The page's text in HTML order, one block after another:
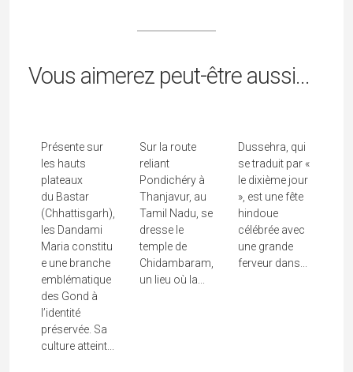
Vous aimerez peut-être aussi...
Maria, Les
Présente sur
les hauts
plateaux
du Bastar
(Chhattisgarh),
les Dandami
Maria constitu
e une branche
emblématique
des Gond à
l’identité
préservée. Sa
culture atteint...
, Le Temple
Sur la route
reliant
Pondichéry à
Thanjavur, au
Tamil Nadu, se
dresse le
temple de
Chidambaram,
un lieu où la...
Dans Les
Dussehra, qui
se traduit par «
le dixième jour
», est une fête
hindoue
célébrée avec
une grande
ferveur dans...
Kotah, Terre
Méconnue